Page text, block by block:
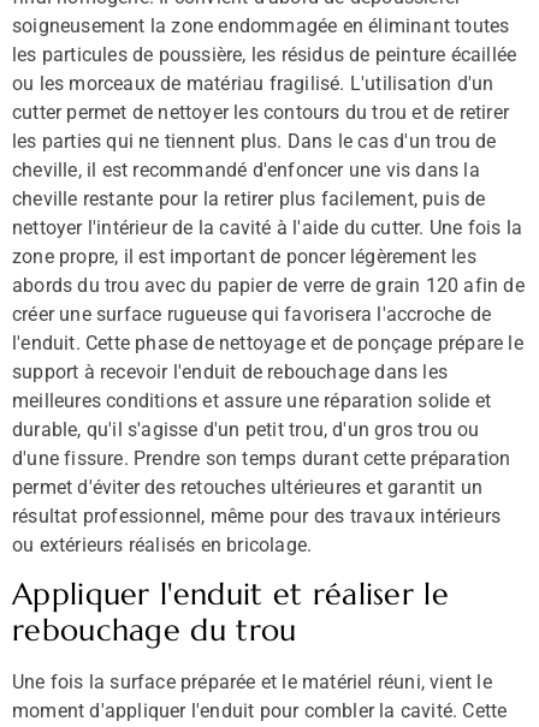
soigneusement la zone endommagée en éliminant toutes
les particules de poussière, les résidus de peinture écaillée
ou les morceaux de matériau fragilisé. L'utilisation d'un
cutter permet de nettoyer les contours du trou et de retirer
les parties qui ne tiennent plus. Dans le cas d'un trou de
cheville, il est recommandé d'enfoncer une vis dans la
cheville restante pour la retirer plus facilement, puis de
nettoyer l'intérieur de la cavité à l'aide du cutter. Une fois la
zone propre, il est important de poncer légèrement les
abords du trou avec du papier de verre de grain 120 afin de
créer une surface rugueuse qui favorisera l'accroche de
l'enduit. Cette phase de nettoyage et de ponçage prépare le
support à recevoir l'enduit de rebouchage dans les
meilleures conditions et assure une réparation solide et
durable, qu'il s'agisse d'un petit trou, d'un gros trou ou
d'une fissure. Prendre son temps durant cette préparation
permet d'éviter des retouches ultérieures et garantit un
résultat professionnel, même pour des travaux intérieurs
ou extérieurs réalisés en bricolage.
Appliquer l'enduit et réaliser le
rebouchage du trou
Une fois la surface préparée et le matériel réuni, vient le
moment d'appliquer l'enduit pour combler la cavité. Cette